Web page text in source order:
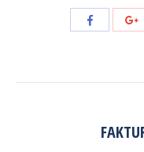
Udostępnij
WPISÓW